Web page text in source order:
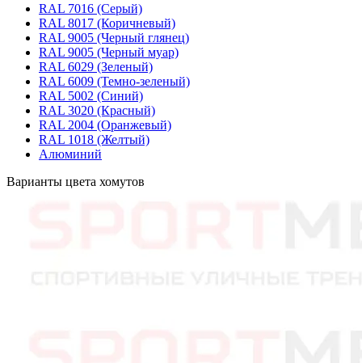
RAL 7016 (Серый)
RAL 8017 (Коричневый)
RAL 9005 (Черный глянец)
RAL 9005 (Черный муар)
RAL 6029 (Зеленый)
RAL 6009 (Темно-зеленый)
RAL 5002 (Синий)
RAL 3020 (Красный)
RAL 2004 (Оранжевый)
RAL 1018 (Желтый)
Алюминий
Варианты цвета хомутов